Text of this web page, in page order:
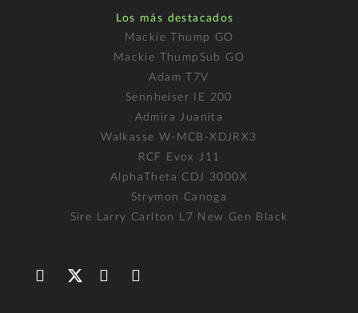
Los más destacados
Mackie Thump GO
Mackie ThumpSub GO
Adam T7V
Sennheiser IE 200
Admira Juanita
Walkasse W-MCB-XDJRX3
RCF Evox J11
AlphaTheta CDJ 3000X
Strymon Canoga
Sire Larry Carlton L7 New Gen Black